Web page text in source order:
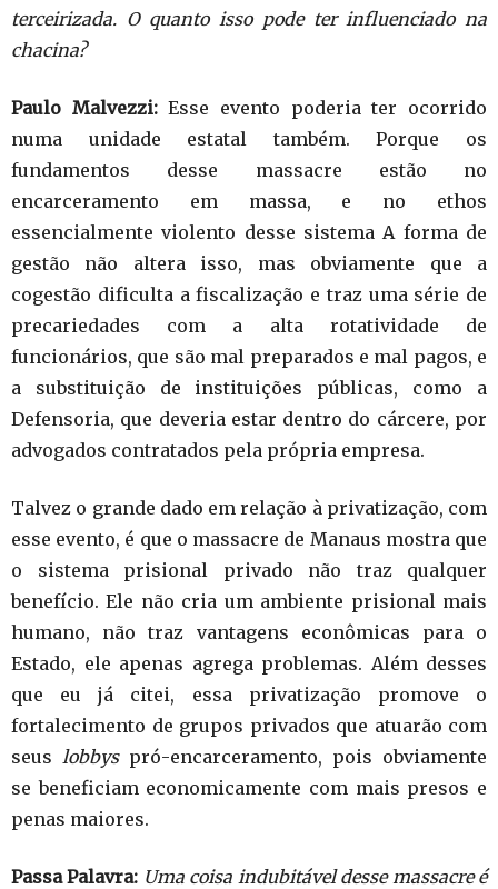
terceirizada. O quanto isso pode ter influenciado na
chacina?
Paulo Malvezzi:Esse evento poderia ter ocorrido
numa unidade estatal também. Porque os
fundamentos desse massacre estão no
encarceramento em massa, e no ethos
essencialmente violento desse sistema A forma de
gestão não altera isso, mas obviamente que a
cogestão dificulta a fiscalização e traz uma série de
precariedades com a alta rotatividade de
funcionários, que são mal preparados e mal pagos, e
a substituição de instituições públicas, como a
Defensoria, que deveria estar dentro do cárcere, por
advogados contratados pela própria empresa.
Talvez o grande dado em relação à privatização, com
esse evento, é que o massacre de Manaus mostra que
o sistema prisional privado não traz qualquer
benefício. Ele não cria um ambiente prisional mais
humano, não traz vantagens econômicas para o
Estado, ele apenas agrega problemas. Além desses
que eu já citei, essa privatização promove o
fortalecimento de grupos privados que atuarão com
seus lobbyspró-encarceramento, pois obviamente
se beneficiam economicamente com mais presos e
penas maiores.
Passa Palavra: Uma coisa indubitável desse massacre é